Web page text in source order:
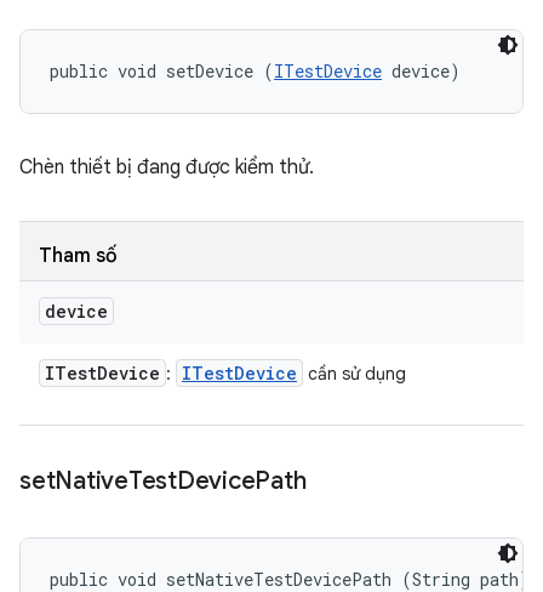
public void setDevice (ITestDevice device)
Chèn thiết bị đang được kiểm thử.
Tham số
device
ITestDevice : ITestDevice cần sử dụng
setNativeTestDevicePath
public void setNativeTestDevicePath (String path)